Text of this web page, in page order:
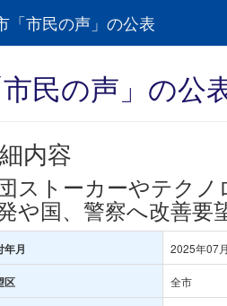
「市民の声」の公表
市民の声」の公
内容
ストーカーやテク
や国、警察へ改善要
年月 2025年07月
区 全市